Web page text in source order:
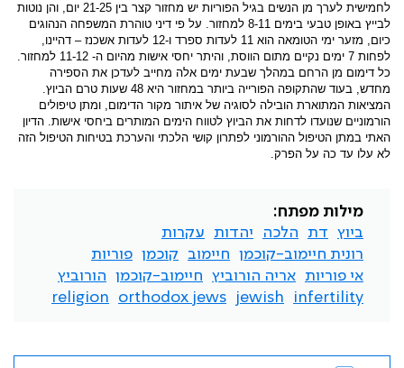
לחמישית לערך מן הנשים בגיל הפוריות יש מחזור קצר בין 21-25 יום, והן נוטות
לבייץ באופן טבעי בימים 8-11 למחזור. על פי דיני טוהרת המשפחה הנהוגים
כיום, מזער ימי הטומאה הוא 11 לעדות ספרד ו-12 לעדות אשכנז – דהיינו,
לפחות 7 ימים נקיים מתום הווסת, והיתר יחסי אישות מהיום ה- 11-12 למחזור.
כל דימום מן הרחם במהלך שבעת ימים אלה מחייב לעדכן את הספירה
מחדש, בעוד שהתקופה הפורייה ביותר במחזור היא 48 שעות טרם הביוץ.
המציאות המתוארת הובילה לסוגיה של איתור מקור הדימום, ומתן טיפולים
הורמוניים שנועדו לדחות את הביוץ לטווח הימים המותרים ביחסי אישות. הדיון
האתי במתן הטיפול ההורמוני לפתרון קושי הלכתי והערכת בטיחות הטיפול הזה
לא עלו עד כה על הפרק.
מילות מפתח:
ביוץ
דת הלכה יהדות
עקרות
רונית חיימוב-קוכמן
חיימוב קוכמן פוריות
אי פוריות
אריה הורוביץ חיימוב-קוכמן
הורוביץ
infertility
jewish
orthodox jews
religion